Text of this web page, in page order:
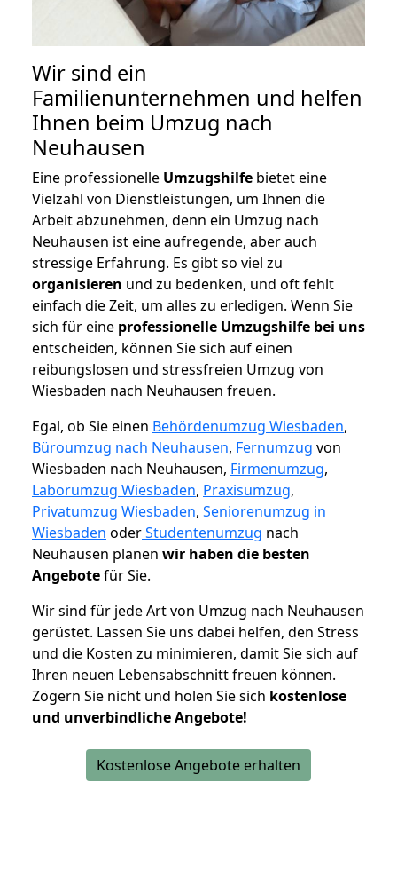
Wir sind ein
Familienunternehmen und helfen
Ihnen beim Umzug nach
Neuhausen
Eine professionelle Umzugshilfe bietet eine
Vielzahl von Dienstleistungen, um Ihnen die
Arbeit abzunehmen, denn ein Umzug nach
Neuhausen ist eine aufregende, aber auch
stressige Erfahrung. Es gibt so viel zu
organisieren und zu bedenken, und oft fehlt
einfach die Zeit, um alles zu erledigen. Wenn Sie
sich für eine professionelle Umzugshilfe bei uns
entscheiden, können Sie sich auf einen
reibungslosen und stressfreien Umzug von
Wiesbaden nach Neuhausen freuen.
Egal, ob Sie einen Behördenumzug Wiesbaden,
Büroumzug nach Neuhausen, Fernumzug von
Wiesbaden nach Neuhausen, Firmenumzug,
Laborumzug Wiesbaden, Praxisumzug,
Privatumzug Wiesbaden, Seniorenumzug in
Wiesbaden oderStudentenumzug nach
Neuhausen planen wir haben die besten
Angebotefür Sie.
Wir sind für jede Art von Umzug nach Neuhausen
gerüstet. Lassen Sie uns dabei helfen, den Stress
und die Kosten zu minimieren, damit Sie sich auf
Ihren neuen Lebensabschnitt freuen können.
Zögern Sie nicht und holen Sie sich kostenlose
und unverbindliche Angebote!
Kostenlose Angebote erhalten